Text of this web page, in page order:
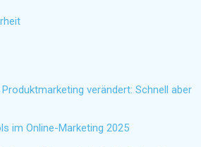
Produktmarketing verändert: Schnell aber
im Online-Marketing 2025